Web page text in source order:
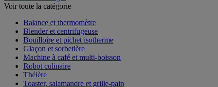
Petit électroménager
Balance et thermomètre
Blender et centrifugeuse
Bouilloire et pichet isotherme
Glaçon et sorbetière
Machine à café et multi-boisson
Robot culinaire
Théière